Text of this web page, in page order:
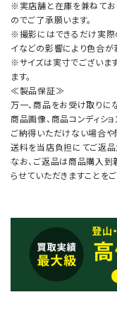
※実店舗と在庫を兼ねてお
のでご了承願います。
※撮影にはできるだけ実際
イなどの影響により色合が
※サイズは実寸でございま
ます。
≪製品保証≫
万一、商品をお受け取りに
商品画像、商品コンディシ
ご納得いただけない場合や
送料を当店負担にてご返品
なお、ご返品は商品購入
らせていただきますことを